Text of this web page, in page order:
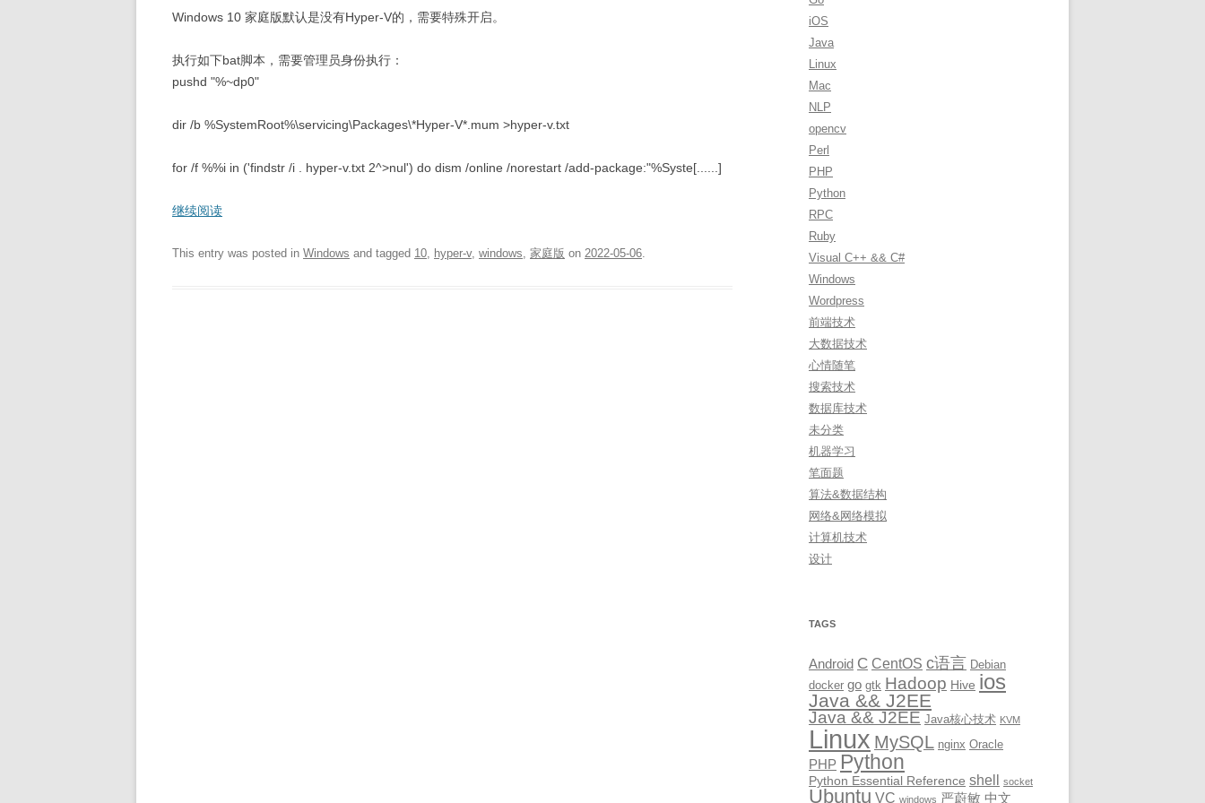
Windows 10 家庭版默认是没有Hyper-V的，需要特殊开启。
执行如下bat脚本，需要管理员身份执行：
pushd "%~dp0"
dir /b %SystemRoot%\servicing\Packages\*Hyper-V*.mum >hyper-v.txt
for /f %%i in ('findstr /i . hyper-v.txt 2^>nul') do dism /online /norestart /add-package:"%Syste[......]
继续阅读
This entry was posted in Windows and tagged 10, hyper-v, windows, 家庭版 on 2022-05-06.
r
:
iOS
Java
Linux
Mac
NLP
opencv
Perl
PHP
Python
RPC
Ruby
Visual C++ && C#
Windows
Wordpress
前端技术
大数据技术
心情随笔
搜索技术
数据库技术
未分类
机器学习
笔面题
算法&数据结构
网络&网络模拟
计算机技术
设计
TAGS
Android C CentOS c语言 Debian
docker go gtk Hadoop Hive ios
Java && J2EE
Java && J2EE Java核心技术 KVM
Linux MySQL nginx Oracle
PHP Python
Python Essential Reference shell socket
Ubuntu VC windows 严蔚敏 中文